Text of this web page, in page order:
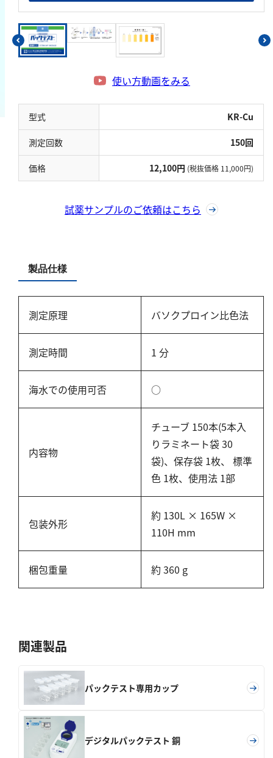
使い方動画をみる
型式 KR-Cu
測定回数 150回
価格 12,100円 (税抜価格 11,000円)
試薬サンプルのご依頼はこちら
製品仕様
測定原理 バソクプロイン比色法
測定時間 1 分
海水での使用可否 ○
内容物
チューブ 150本(5本入
りラミネート袋 30
袋)、保存袋 1枚、 標準
色 1枚、使用法 1部
包装外形
約 130L × 165W ×
110H mm
梱包重量 約 360 g
関連製品
パックテスト専用カップ
デジタルパックテスト 銅
モリブデン
金属総量
有機汚濁
COD
過マンガン酸カリウム消費量
TOC
硬度
カルシウム
塩素
亜塩素酸ナトリウム
二酸化塩素
遊離残留塩素
総残留塩素
硫黄
亜硫酸
窒素
アンモニウム
亜硝酸
硝酸
全窒素
りん酸
全りん
その他
塩化物
アルカリ度